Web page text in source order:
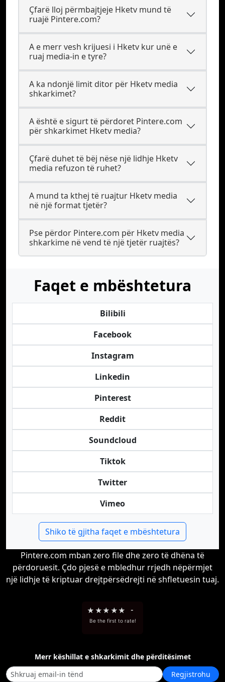
Çfarë lloj përmbajtjeje Hketv mund të
ruajë Pintere.com?
A e merr vesh krijuesi i Hketv kur unë e
ruaj media-in e tyre?
A ka ndonjë limit ditor për Hketv media
shkarkimet?
A është e sigurt të përdoret Pintere.com
për shkarkimet Hketv media?
Çfarë duhet të bëj nëse një lidhje Hketv
media refuzon të ruhet?
A mund ta kthej të ruajtur Hketv media
në një format tjetër?
Pse përdor Pintere.com për Hketv media
shkarkime në vend të një tjetër ruajtës?
Faqet e mbështetura
Bilibili
Facebook
Instagram
Linkedin
Pinterest
Reddit
Soundcloud
Tiktok
Twitter
Vimeo
Shiko të gjitha faqet e mbështetura
Pintere.com mban zero file dhe zero të dhëna të
përdoruesit. Çdo pjesë e mbledhur rrjedh nëpërmjet
një lidhje të kriptuar drejtpërsëdrejti në shfletuesin tuaj.
★ ★★ ★★ -
Be the first to rate!
Merr këshillat e shkarkimit dhe përditësimet
Regjistrohu